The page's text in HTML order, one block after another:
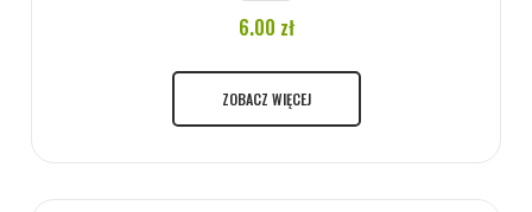
6.00 zł
ZOBACZ WIĘCEJ